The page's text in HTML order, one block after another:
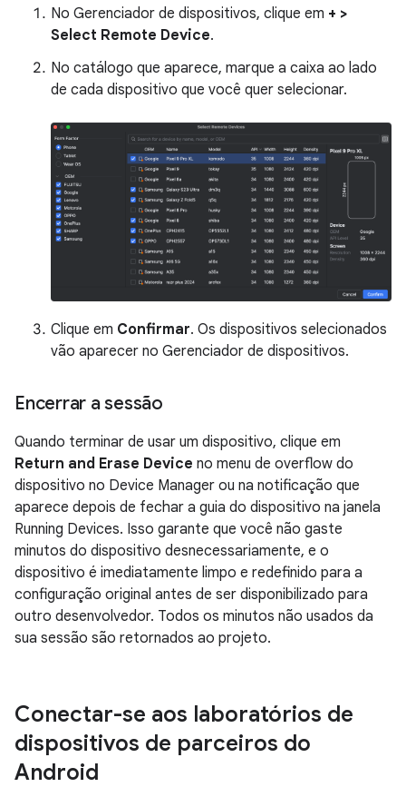
No Gerenciador de dispositivos, clique em + >
Select Remote Device.
No catálogo que aparece, marque a caixa ao lado
de cada dispositivo que você quer selecionar.
Clique em Confirmar. Os dispositivos selecionados
vão aparecer no Gerenciador de dispositivos.
Encerrar a sessão
Quando terminar de usar um dispositivo, clique em
Return and Erase Device no menu de overflow do
dispositivo no Device Manager ou na notificação que
aparece depois de fechar a guia do dispositivo na janela
Running Devices. Isso garante que você não gaste
minutos do dispositivo desnecessariamente, e o
dispositivo é imediatamente limpo e redefinido para a
configuração original antes de ser disponibilizado para
outro desenvolvedor. Todos os minutos não usados da
sua sessão são retornados ao projeto.
Conectar-se aos laboratórios de
dispositivos de parceiros do
Android